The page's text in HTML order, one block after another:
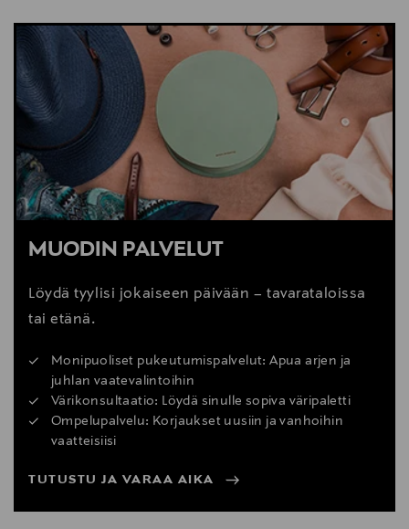
MUODIN PALVELUT
Löydä tyylisi jokaiseen päivään – tavarataloissa
tai etänä.
Monipuoliset pukeutumispalvelut: Apua arjen ja
juhlan vaatevalintoihin
Värikonsultaatio: Löydä sinulle sopiva väripaletti
Ompelupalvelu: Korjaukset uusiin ja vanhoihin
vaatteisiisi
TUTUSTU JA VARAA AIKA